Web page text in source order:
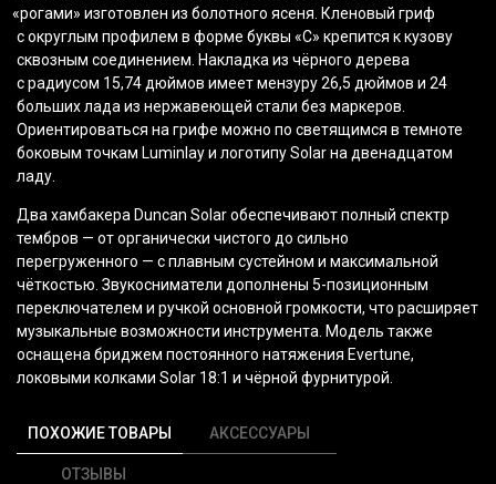
«рогами» изготовлен из болотного ясеня. Кленовый гриф
с округлым профилем в форме буквы «С» крепится к кузову
сквозным соединением. Накладка из чёрного дерева
с радиусом 15,74 дюймов имеет мензуру 26,5 дюймов и 24
больших лада из нержавеющей стали без маркеров.
Ориентироваться на грифе можно по светящимся в темноте
боковым точкам Luminlay и логотипу Solar на двенадцатом
ладу.
Два хамбакера Duncan Solar обеспечивают полный спектр
тембров — от органически чистого до сильно
перегруженного — с плавным сустейном и максимальной
чёткостью. Звукосниматели дополнены 5-позиционным
переключателем и ручкой основной громкости, что расширяет
музыкальные возможности инструмента. Модель также
оснащена бриджем постоянного натяжения Evertune,
локовыми колками Solar 18:1 и чёрной фурнитурой.
ПОХОЖИЕ ТОВАРЫ АКСЕССУАРЫ
ОТЗЫВЫ